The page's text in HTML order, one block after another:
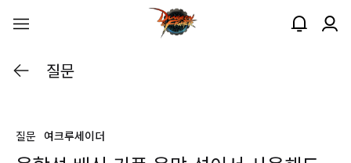
질문
질문 여크루세이더